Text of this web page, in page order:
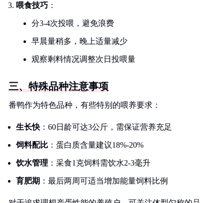
喂食技巧 ：
分3-4次投喂，避免浪费
早晨量稍多，晚上适量减少
观察剩料情况调整次日投喂量
三、特殊品种注意事项
番鸭作为特色品种，有些特别的喂养要求：
生长快 ：60日龄可达3公斤，需保证营养充足
饲料配比 ：蛋白质含量建议18%-20%
饮水管理 ：采食1克饲料需饮水2-3毫升
育肥期 ：最后两周可适当增加能量饲料比例